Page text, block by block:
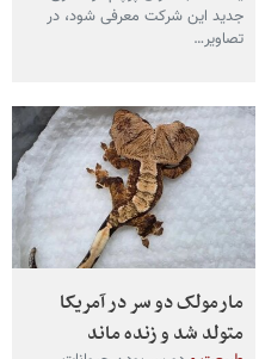
جدید این شرکت معرفی شود، در
تصاویر…
مارمولک دو سر در آمریکا
متولد شد و زنده ماند